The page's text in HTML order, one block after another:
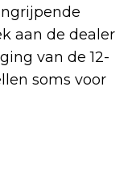
aan de dealer
van de 12-
soms voor